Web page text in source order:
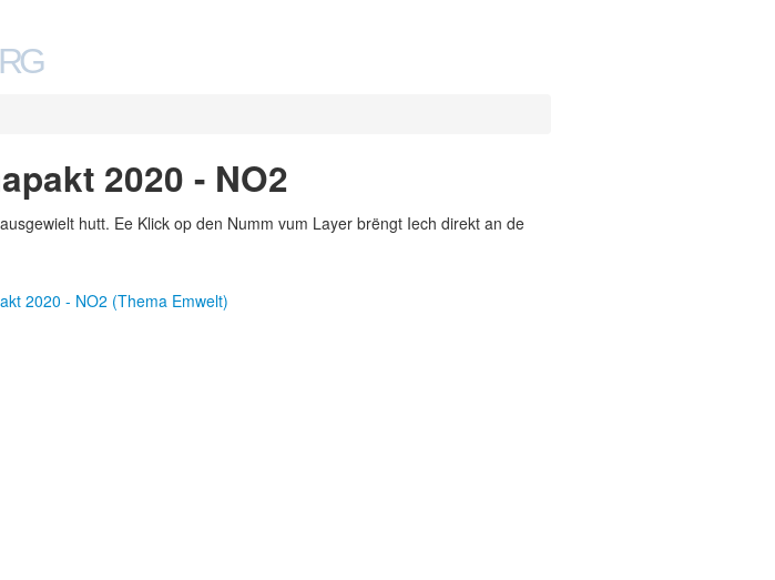
2020 - NO2
hutt. Ee Klick op den Numm vum Layer brëngt Iech direkt an de
2020 - NO2 (Thema Emwelt)